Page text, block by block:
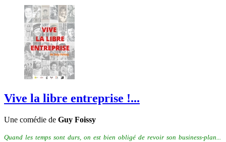
Vive la libre entreprise !...
Une comédie de Guy Foissy
Quand les temps sont durs, on est bien obligé de revoir son business-plan...